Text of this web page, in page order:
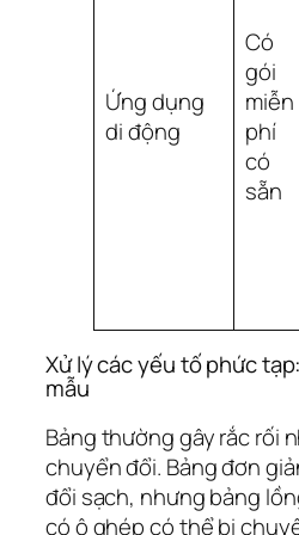
Ứng dụng
di động
Có
gói
miễn
phí
có
sẵn
Xử lý các yếu tố phức
mẫu
Bảng thường gây rắc rối
chuyển đổi. Bảng đơn
đổi sạch, nhưng bảng
có ô ghép có thể bị